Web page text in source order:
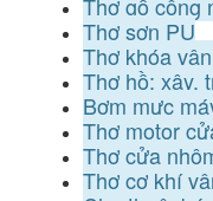
Thợ sơn PU
Thợ khóa
Thợ hồ: xây,
Bơm mực
Thợ motor
Thợ cửa
Thợ cơ khí